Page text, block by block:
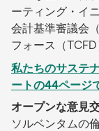
ーティング・イ
会計基準審議会
フォース（TCFD
私たちのサステ
ートの44ページ
オープンな意見
ソルベンタムの